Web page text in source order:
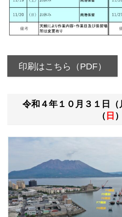
印刷はこちら（PDF）
令和４年１０月３１日（
（ 日 ）